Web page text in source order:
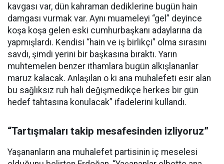
kavgası var, dün kahraman dediklerine bugün hain
damgası vurmak var. Aynı muameleyi “gel” deyince
koşa koşa gelen eski cumhurbaşkanı adaylarına da
yapmışlardı. Kendisi “hain ve iş birlikçi” olma sırasını
savdı, şimdi yerini bir başkasına bıraktı. Yarın
muhtemelen benzer ithamlara bugün alkışlananlar
maruz kalacak. Anlaşılan o ki ana muhalefeti esir alan
bu sağlıksız ruh hali değişmedikçe herkes bir gün
hedef tahtasına konulacak” ifadelerini kullandı.
“Tartışmaları takip mesafesinden izliyoruz”
Yaşananların ana muhalefet partisinin iç meselesi